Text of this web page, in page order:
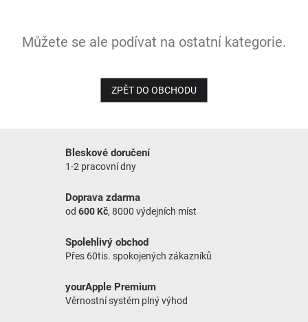
Můžete se ale podívat na ostatní kategorie.
ZPĚT DO OBCHODU
Bleskové doručení
1-2 pracovní dny
Doprava zdarma
od 600 Kč, 8000 výdejních míst
Spolehlivý obchod
Přes 60tis. spokojených zákazníků
yourApple Premium
Věrnostní systém plný výhod